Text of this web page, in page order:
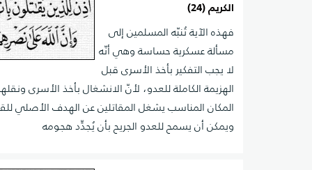
الكريم (24)
فهذه الآية تُنبّه المسلمين إلى
مسألة عسكرية حساسة وهي أنّه
لا يجب التفكير بأخذ الأسرى قبل
الهزيمة الكاملة للعدو، لأنّ الانشغال بأخذ الأسرى
المكان المناسب يشغل المقاتلين عن الهدف الأصلي
ويمكن أن يسمح للعدو الجريح بأن يُجدِّد هجومه